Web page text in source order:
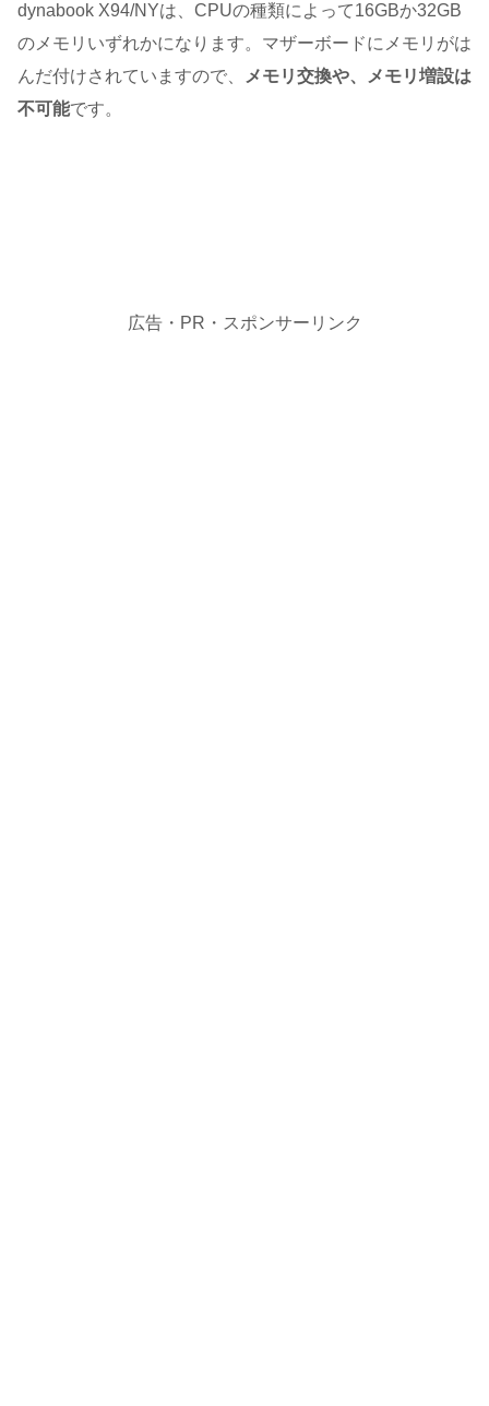
dynabook X94/NYは、CPUの種類によって16GBか32GB
のメモリいずれかになります。マザーボードにメモリがは
んだ付けされていますので、
メモリ交換や、メモリ増設は
不可能です。
広告・PR・スポンサーリンク